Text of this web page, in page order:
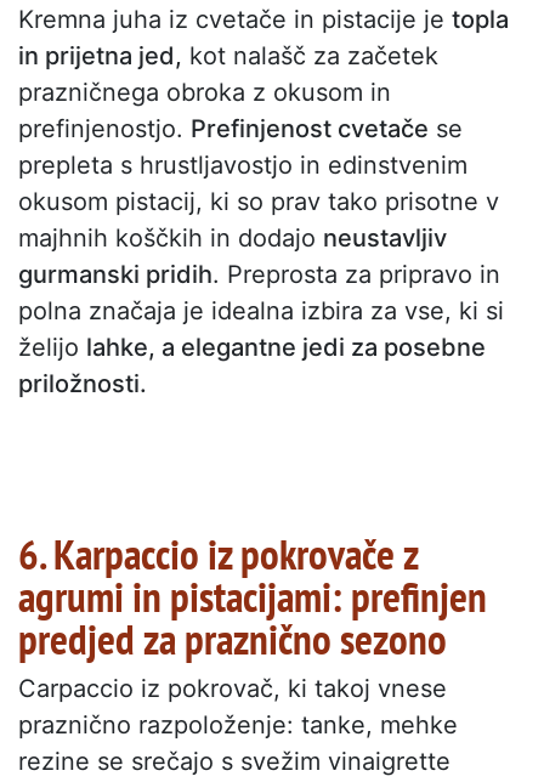
Kremna juha iz cvetače in pistacije je topla
in prijetna jed, kot nalašč za začetek
prazničnega obroka z okusom in
prefinjenostjo. Prefinjenost cvetače se
prepleta s hrustljavostjo in edinstvenim
okusom pistacij, ki so prav tako prisotne v
majhnih koščkih in dodajo neustavljiv
gurmanski pridih. Preprosta za pripravo in
polna značaja je idealna izbira za vse, ki si
želijo lahke, a elegantne jedi za posebne
priložnosti.
6. Karpaccio iz pokrovače z
agrumi in pistacijami: prefinjen
predjed za praznično sezono
Carpaccio iz pokrovač, ki takoj vnese
praznično razpoloženje: tanke, mehke
rezine se srečajo s svežim vinaigrette